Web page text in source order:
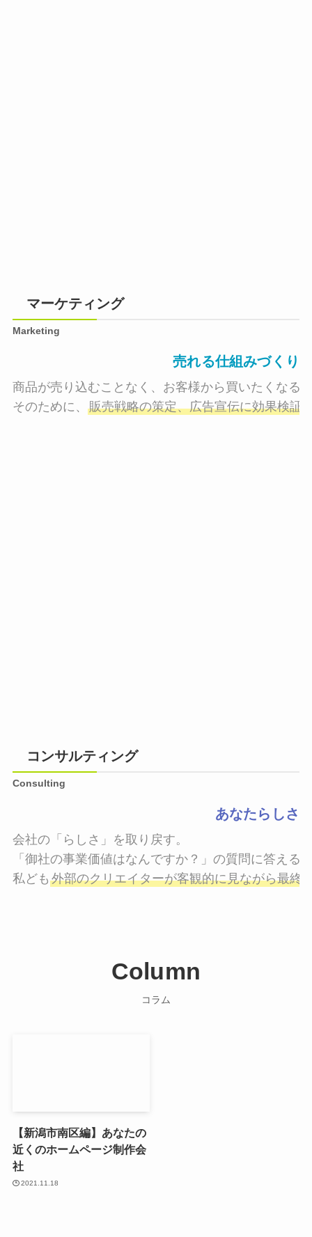
マーケティング
Marketing
売れる仕組みづくり
商品が売り込むことなく、お客様から買いたくなる
そのために、 販売戦略の策定、広告宣伝に効果検証
コンサルティング
Consulting
あなたらしさ
会社の「らしさ」を取り戻す。
「御社の事業価値はなんですか？」の質問に答える
私ども 外部のクリエイターが客観的に見ながら最終
Column
コラム
【新潟市南区編】あなたの
近くのホームページ制作会
社
2021.11.18